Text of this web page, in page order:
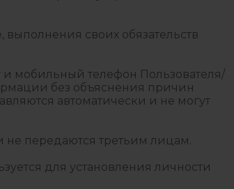
своих обязательств
мобильный телефон Пользователя/
без объяснения причин
автоматически и не могут
не передаются третьим лицам.
для установления личности